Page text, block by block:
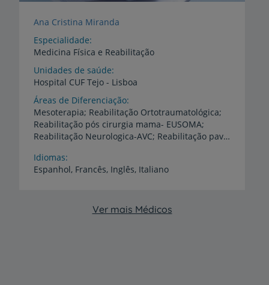
Ana Cristina Miranda
Especialidade
Medicina Física e Reabilitação
Unidades de saúde
Hospital CUF Tejo - Lisboa
Áreas de Diferenciação
Mesoterapia; Reabilitação Ortotraumatológica;
Reabilitação pós cirurgia mama- EUSOMA;
Reabilitação Neurologica-AVC; Reabilitação pavimento pélvico
Idiomas
Espanhol, Francês, Inglês, Italiano
Ver mais Médicos